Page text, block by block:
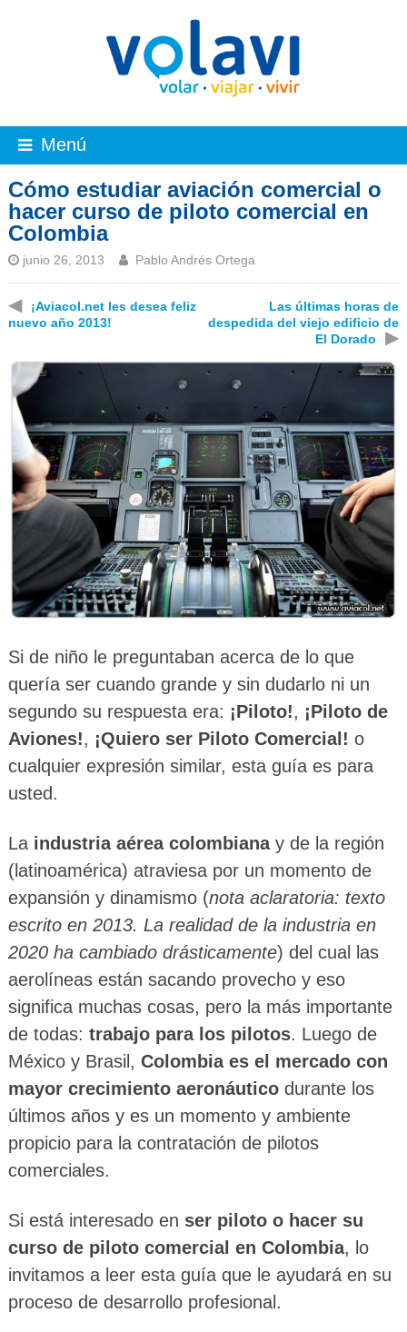
Menú
Cómo estudiar aviación comercial o
hacer curso de piloto comercial en
Colombia
junio 26, 2013 Pablo Andrés Ortega
◀
¡Aviacol.net les desea feliz
nuevo año 2013!
Las últimas horas de
despedida del viejo edificio de
El Dorado
▶
Si de niño le preguntaban acerca de lo que
quería ser cuando grande y sin dudarlo ni un
segundo su respuesta era: ¡Piloto!, ¡Piloto de
Aviones!, ¡Quiero ser Piloto Comercial! o
cualquier expresión similar, esta guía es para
usted.
La industria aérea colombianay de la región
(latinoamérica) atraviesa por un momento de
expansión y dinamismo (nota aclaratoria: texto
escrito en 2013. La realidad de la industria en
2020 ha cambiado drásticamente) del cual las
aerolíneas están sacando provecho y eso
significa muchas cosas, pero la más importante
de todas: trabajo para los pilotos. Luego de
México y Brasil, Colombia es el mercado con
mayor crecimiento aeronáuticodurante los
últimos años y es un momento y ambiente
propicio para la contratación de pilotos
comerciales.
Si está interesado en ser piloto o hacer su
curso de piloto comercial en Colombia, lo
invitamos a leer esta guía que le ayudará en su
proceso de desarrollo profesional.